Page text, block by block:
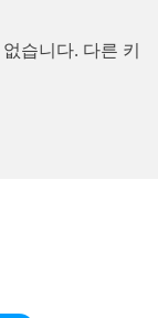
습니다. 다른 키